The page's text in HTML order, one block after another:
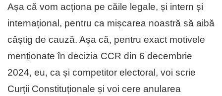
Așa că vom acționa pe căile legale, și intern și
internațional, pentru ca mișcarea noastră să aibă
câștig de cauză. Așa că, pentru exact motivele
menționate în decizia CCR din 6 decembrie
2024, eu, ca și competitor electoral, voi scrie
Curții Constituționale și voi cere anularea